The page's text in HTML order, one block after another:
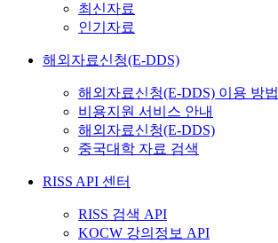
최신자료
인기자료
해외자료신청(E-DDS)
해외자료신청(E-DDS) 이용 방법
비용지원 서비스 안내
해외자료신청(E-DDS)
중국대학 자료 검색
RISS API 센터
RISS 검색 API
KOCW 강의정보 API